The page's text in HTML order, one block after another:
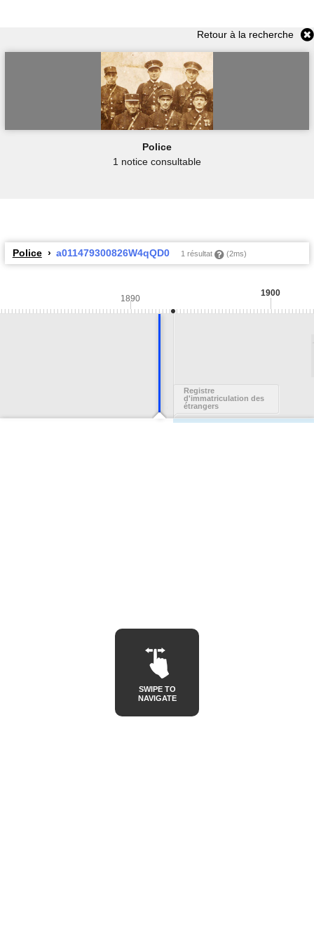
Retour à la recherche
Police
1 notice consultable
Police a011479300826W4qQD0 1 résultat (2ms)
SWIPE TO
NAVIGATE
Registre
d'immatriculation des
étrangers
1900
1890